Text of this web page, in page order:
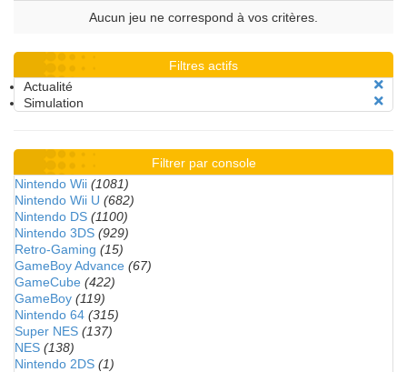
Aucun jeu ne correspond à vos critères.
Filtres actifs
Actualité
Simulation
Filtrer par console
Nintendo Wii (1081)
Nintendo Wii U (682)
Nintendo DS (1100)
Nintendo 3DS (929)
Retro-Gaming (15)
GameBoy Advance (67)
GameCube (422)
GameBoy (119)
Nintendo 64 (315)
Super NES (137)
NES (138)
Nintendo 2DS (1)